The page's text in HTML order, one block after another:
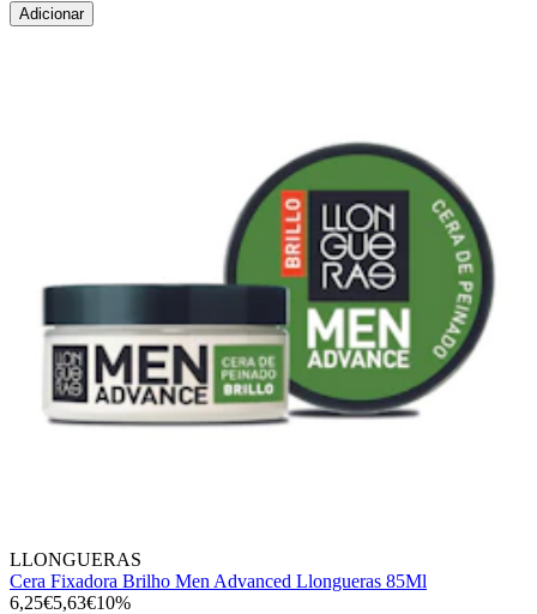
Adicionar
LLONGUERAS
Cera Fixadora Brilho Men Advanced Llongueras 85Ml
6,25€5,63€10%